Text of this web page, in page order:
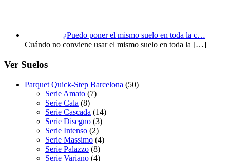
¿Puedo poner el mismo suelo en toda la c…
Cuándo no conviene usar el mismo suelo en toda la […]
Ver Suelos
Parquet Quick-Step Barcelona (50)
Serie Amato (7)
Serie Cala (8)
Serie Cascada (14)
Serie Disegno (3)
Serie Intenso (2)
Serie Massimo (4)
Serie Palazzo (8)
Serie Variano (4)